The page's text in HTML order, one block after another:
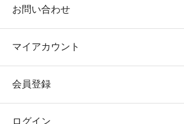
お問い合わせ
マイアカウント
会員登録
ログイン